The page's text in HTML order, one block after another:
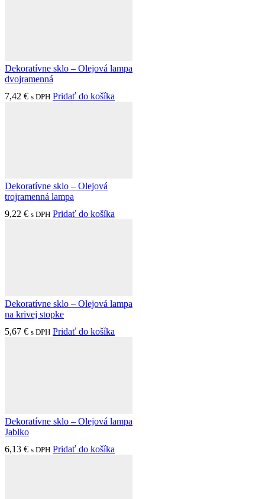
Dekoratívne sklo – Olejová lampa
dvojramenná
7,42 € s DPH Pridať do košíka
Dekoratívne sklo – Olejová
trojramenná lampa
9,22 € s DPH Pridať do košíka
Dekoratívne sklo – Olejová lampa
na krivej stopke
5,67 € s DPH Pridať do košíka
Dekoratívne sklo – Olejová lampa
Jablko
6,13 € s DPH Pridať do košíka